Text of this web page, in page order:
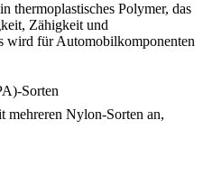
thermoplastisches Polymer, das
Zähigkeit und
wird für Automobilkomponenten
Sorten
mehreren Nylon-Sorten an,